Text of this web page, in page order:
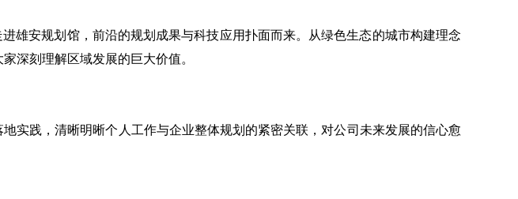
进雄安规划馆，前沿的规划成果与科技应用扑面而来。从绿色生态的城市构建理念
深刻理解区域发展的巨大价值。
实践，清晰明晰个人工作与企业整体规划的紧密关联，对公司未来发展的信心愈